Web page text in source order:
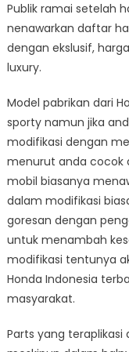
Publik ramai setelah
nenawarkan daftar
dengan ekslusif,
luxury.
Model pabrikan dari
sporty namun jika
modifikasi dengan
menurut anda cocok
mobil biasanya
dalam modifikasi
goresan dengan
untuk menambah
modifikasi tentunya
Honda Indonesia
masyarakat.
Parts yang